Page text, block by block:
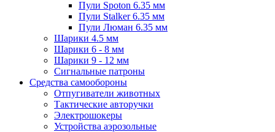
Пули Spoton 6.35 мм
Пули Stalker 6.35 мм
Пули Люман 6.35 мм
Шарики 4.5 мм
Шарики 6 - 8 мм
Шарики 9 - 12 мм
Сигнальные патроны
Средства самообороны
Отпугиватели животных
Тактические авторучки
Электрошокеры
Устройства аэрозольные